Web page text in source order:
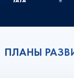
ПЛАНЫ